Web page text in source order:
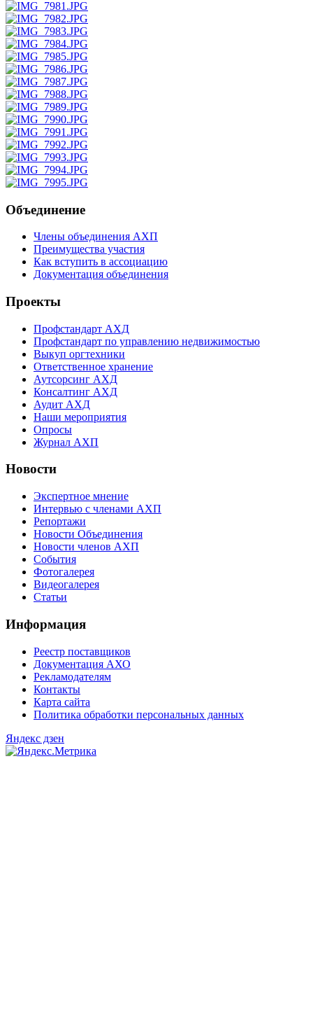
Объединение
Члены объединения АХП
Преимущества участия
Как вступить в ассоциацию
Документация объединения
Проекты
Профстандарт АХД
Профстандарт по управлению недвижимостью
Выкуп оргтехники
Ответственное хранение
Аутсорсинг АХД
Консалтинг АХД
Аудит АХД
Наши мероприятия
Опросы
Журнал АХП
Новости
Экспертное мнение
Интервью с членами АХП
Репортажи
Новости Объединения
Новости членов АХП
События
Фотогалерея
Видеогалерея
Статьи
Информация
Реестр поставщиков
Документация АХО
Рекламодателям
Контакты
Карта сайта
Политика обработки персональных данных
Яндекс дзен